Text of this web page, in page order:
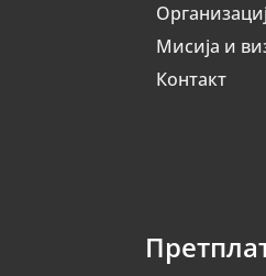
Мисија и
Контакт